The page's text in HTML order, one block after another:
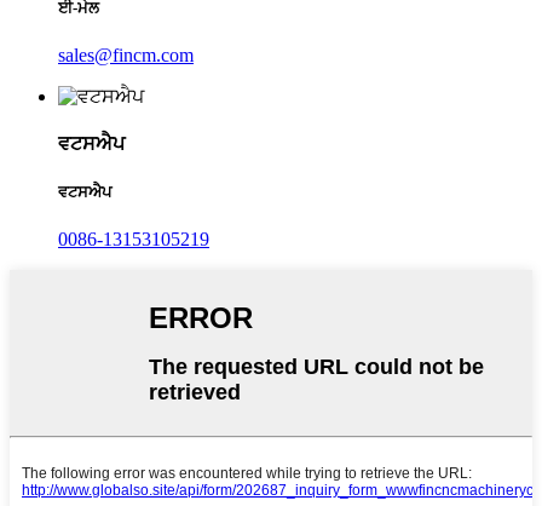
ਈ-ਮੇਲ
sales@fincm.com
ਵਟਸਐਪ
ਵਟਸਐਪ
0086-13153105219